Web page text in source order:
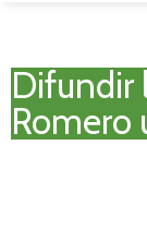
Difundir
Romero